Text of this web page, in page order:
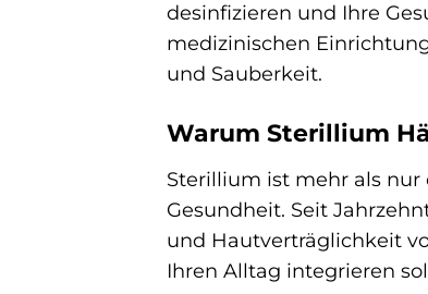
desinfizieren und Ihre
medizinischen
und Sauberkeit.
Warum Sterillium
Sterillium ist mehr als nur
Gesundheit. Seit
und Hautverträglichkeit
Ihren Alltag integrieren